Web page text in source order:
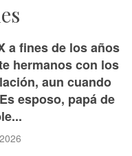
a fines de los años
hermanos con los
aun cuando
esposo, papá de